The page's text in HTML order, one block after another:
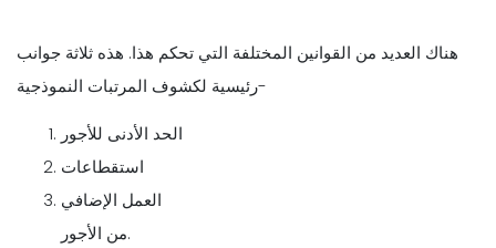
هناك العديد من القوانين المختلفة التي تحكم هذا. هذه ثلاثة جوانب
رئيسية لكشوف المرتبات النموذجية-
الحد الأدنى للأجور
استقطاعات
العمل الإضافي
من الأجور.